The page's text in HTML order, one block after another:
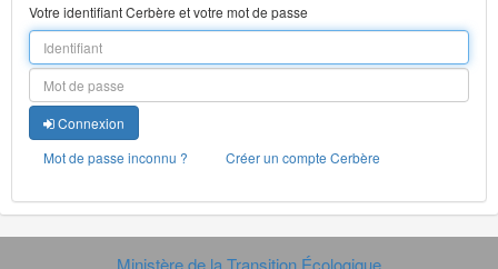
Votre identifiant Cerbère et votre mot de passe
Connexion
Mot de passe inconnu ?
Créer un compte Cerbère
Ministère de la Transition Écologique